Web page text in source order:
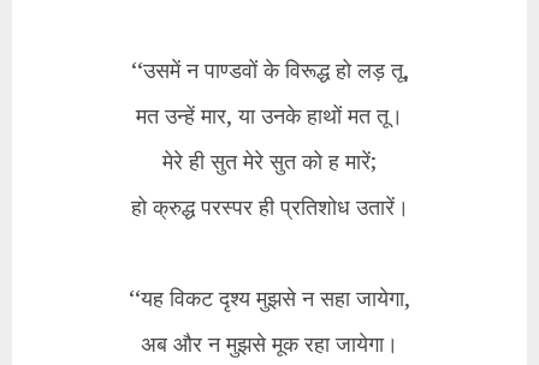
‘‘उसमें न पाण्डवों के विरूद्ध हो लड़ तू,
मत उन्हें मार, या उनके हाथों मत तू।
मेरे ही सुत मेरे सुत को ह मारें;
हो क्रुद्ध परस्पर ही प्रतिशोध उतारें।
‘‘यह विकट दृश्य मुझसे न सहा जायेगा,
अब और न मुझसे मूक रहा जायेगा।